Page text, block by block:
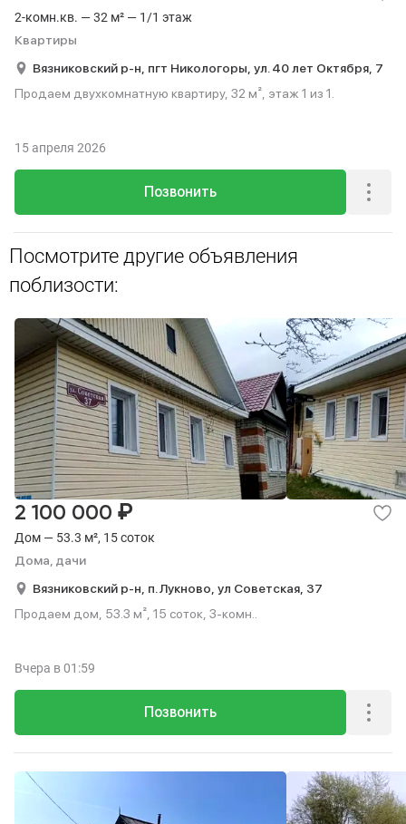
2-комн.кв. — 32 м² — 1/1 этаж
Квартиры
Вязниковский р-н, пгт Никологоры, ул. 40 лет Октября, 7
Продаем двухкомнатную квартиру, 32 м², этаж 1 из 1.
Позвонить
15 апреля 2026
Посмотрите другие объявления
поблизости:
Дом — 53.3 м², 15 соток
Дома, дачи
2 100 000 ₽
Вязниковский р-н, п. Лукново, ул Советская, 37
Продаем дом, 53.3 м², 15 соток, 3-комн..
Позвонить
Вчера в 01:59